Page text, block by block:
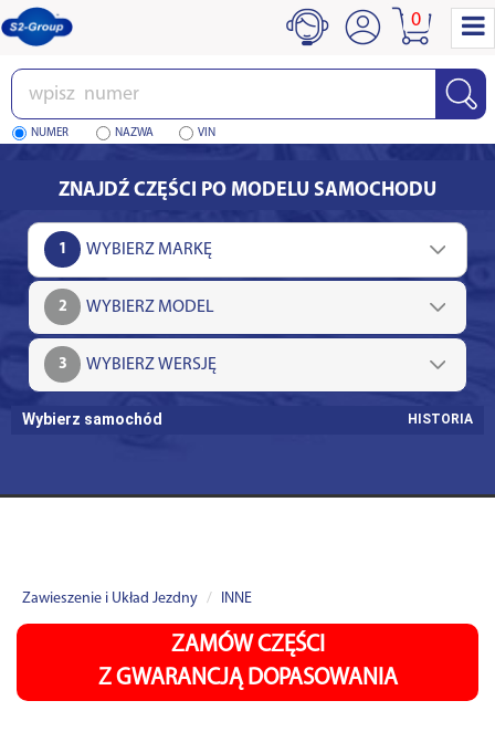
Wpisz
numer
NUMER NAZWA VIN
0
ZNAJDŹ CZĘŚCI PO MODELU SAMOCHODU
1
2
3
Wybierz samochód HISTORIA
Zawieszenie i Układ Jezdny INNE
ZAMÓW CZĘŚCI
Z GWARANCJĄ DOPASOWANIA